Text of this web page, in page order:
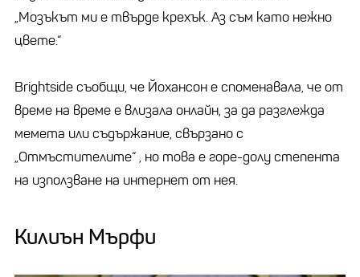
„Мозъкът ми е твърде крехък. Аз съм като нежно
цвете.“
Brightside съобщи, че Йохансон е споменавала, че от
време на време е влизала онлайн, за да разглежда
мемета или съдържание, свързано с
„Отмъстителите“ , но това е горе-долу степента
на използване на интернет от нея.
Килиън Мърфи